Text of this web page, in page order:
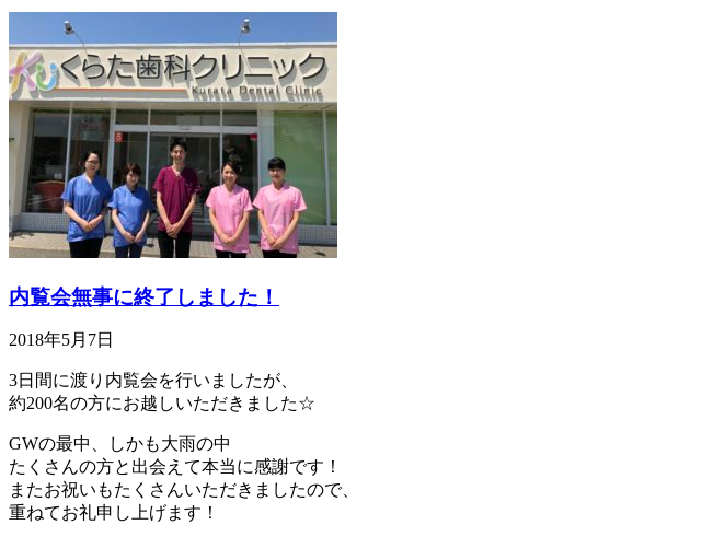
内覧会無事に終了しました！
2018年5月7日
3日間に渡り内覧会を行いましたが、
約200名の方にお越しいただきました☆
GWの最中、しかも大雨の中
たくさんの方と出会えて本当に感謝です！
またお祝いもたくさんいただきましたので、
重ねてお礼申し上げます！